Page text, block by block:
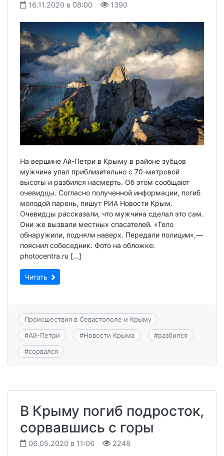
16.11.2020 в 08:00 1390
На вершине Ай-Петри в Крыму в районе зубцов
мужчина упал приблизительно с 70-метровой
высоты и разбился насмерть. Об этом сообщают
очевидцы. Согласно полученной информации, погиб
молодой парень, пишут РИА Новости Крым.
Очевидцы рассказали, что мужчина сделал это сам.
Они же вызвали местных спасателей. «Тело
обнаружили, подняли наверх. Передали полиции»,—
пояснил собеседник. Фото на обложке:
photocentra.ru […]
Читать
Происшествия в Севастополе и Крыму
#Ай-Петри #Новости Крыма #разбился
#сорвался
В Крыму погиб подросток,
сорвавшись с горы
06.05.2020 в 11:06 2248